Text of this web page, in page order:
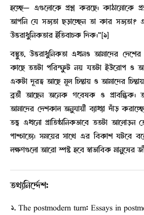
হচ্ছে— এগুলোকে প্রশ্ন করছে। কাঠামোকে
আপনি যে সভ্যতা ছড়াচ্ছেন তা কার সভ্যতা? এ
উত্তরাধুনিকতার ইতিবাচক দিক।”[৯]
বস্তুত, উত্তরাধুনিকতা এখনও আমাদের
কাছে ততটা পরিস্ফুট নয় যতটা ইউরোপ ও
একটা দূরত্ব আছে মূল চিন্তায় ও আমাদের
ব্রতী আছেন অনেক গবেষক ও প্রাবন্ধিক।
আমাদের দেশকাল অনুযায়ী ব্যাখ্যা দাঁড়
তত্ত্ব এখনো প্রাতিষ্ঠানিকভাবে ততটা আলোড়ন
পাশ্চাত্যে। সময়ের সাথে এর বিকাশ
লক্ষণগুলো আরো স্পষ্ট হবে স্বাভাবিক মানুষের
তথ্যনির্দ্দেশ:
The postmodern turn: Essays in